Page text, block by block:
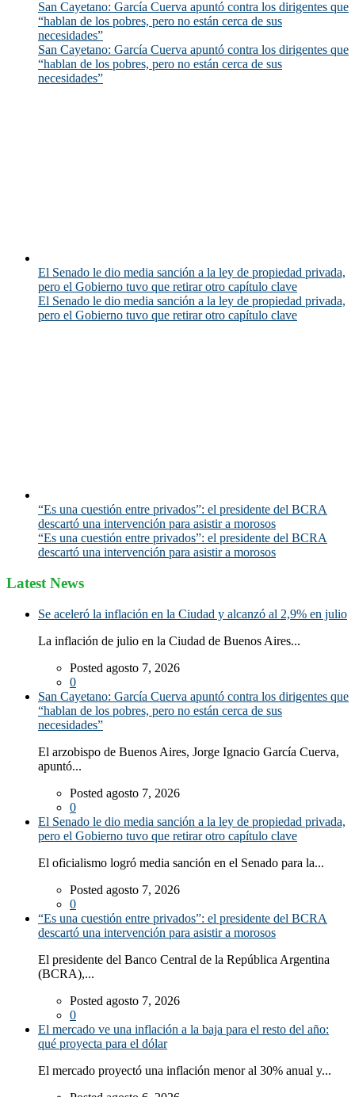
San Cayetano: García Cuerva apuntó contra los dirigentes que
“hablan de los pobres, pero no están cerca de sus
necesidades”
San Cayetano: García Cuerva apuntó contra los dirigentes que
“hablan de los pobres, pero no están cerca de sus
necesidades”
El Senado le dio media sanción a la ley de propiedad privada,
pero el Gobierno tuvo que retirar otro capítulo clave
El Senado le dio media sanción a la ley de propiedad privada,
pero el Gobierno tuvo que retirar otro capítulo clave
“Es una cuestión entre privados”: el presidente del BCRA
descartó una intervención para asistir a morosos
“Es una cuestión entre privados”: el presidente del BCRA
descartó una intervención para asistir a morosos
Latest News
Se aceleró la inflación en la Ciudad y alcanzó al 2,9% en julio
La inflación de julio en la Ciudad de Buenos Aires...
Posted agosto 7, 2026
0
San Cayetano: García Cuerva apuntó contra los dirigentes que
“hablan de los pobres, pero no están cerca de sus
necesidades”
El arzobispo de Buenos Aires, Jorge Ignacio García Cuerva,
apuntó...
Posted agosto 7, 2026
0
El Senado le dio media sanción a la ley de propiedad privada,
pero el Gobierno tuvo que retirar otro capítulo clave
El oficialismo logró media sanción en el Senado para la...
Posted agosto 7, 2026
0
“Es una cuestión entre privados”: el presidente del BCRA
descartó una intervención para asistir a morosos
El presidente del Banco Central de la República Argentina
(BCRA),...
Posted agosto 7, 2026
0
El mercado ve una inflación a la baja para el resto del año:
qué proyecta para el dólar
El mercado proyectó una inflación menor al 30% anual y...